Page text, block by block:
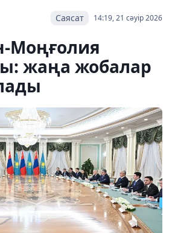
14:19, 21 сәуір 2026
Саясат
Моңғолия
жаңа жобалар